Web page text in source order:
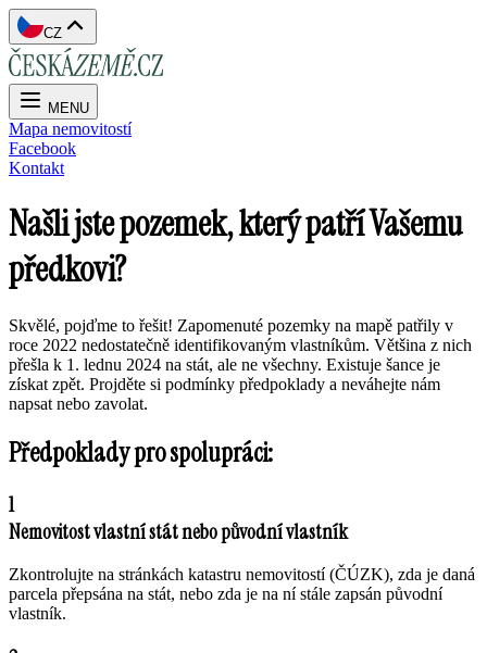
CZ
MENU
Mapa nemovitostí
Facebook
Kontakt
Našli jste pozemek, který patří Vašemu
předkovi?
Skvělé, pojďme to řešit! Zapomenuté pozemky na mapě patřily v
roce 2022 nedostatečně identifikovaným vlastníkům. Většina z nich
přešla k 1. lednu 2024 na stát, ale ne všechny. Existuje šance je
získat zpět. Projděte si podmínky předpoklady a neváhejte nám
napsat nebo zavolat.
Předpoklady pro spolupráci:
1
Nemovitost vlastní stát nebo původní vlastník
Zkontrolujte na stránkách katastru nemovitostí (ČÚZK), zda je daná
parcela přepsána na stát, nebo zda je na ní stále zapsán původní
vlastník.